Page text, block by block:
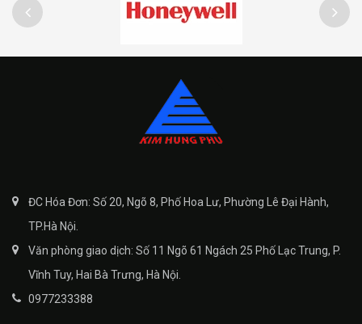
ĐC Hóa Đơn: Số 20, Ngõ 8, Phố Hoa Lư, Phường Lê Đại Hành,
TP.Hà Nội.
Văn phòng giao dịch: Số 11 Ngõ 61 Ngách 25 Phố Lạc Trung, P.
Vĩnh Tuy, Hai Bà Trưng, Hà Nội.
0977233388